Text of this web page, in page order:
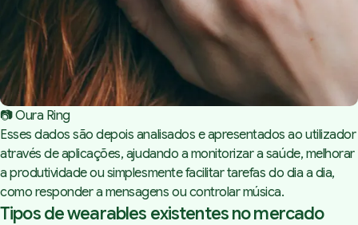
📷 Oura Ring
Esses dados são depois analisados e apresentados ao utilizador
através de aplicações, ajudando a monitorizar a saúde, melhorar
a produtividade ou simplesmente facilitar tarefas do dia a dia,
como responder a mensagens ou controlar música.
Tipos de wearables existentes no mercado